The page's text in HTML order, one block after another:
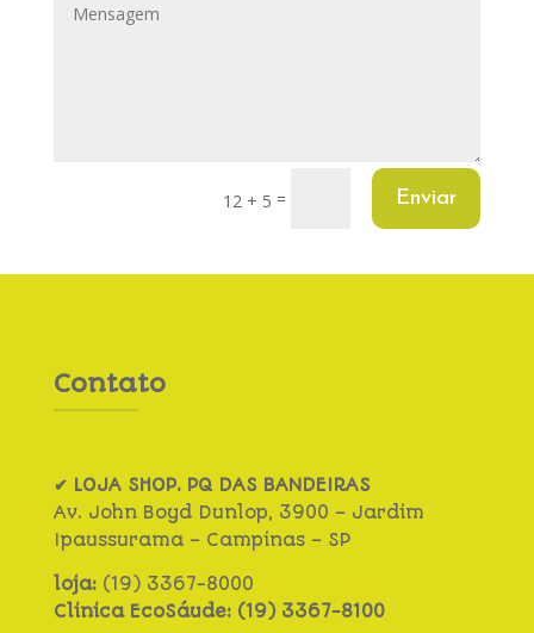
12 + 5 = Enviar
Contato
✔ LOJA SHOP. PQ DAS BANDEIRAS
Av. John Boyd Dunlop, 3900 – Jardim
Ipaussurama – Campinas – SP
loja:(19) 3367-8000
Clinica EcoSáude: (19) 3367-8100